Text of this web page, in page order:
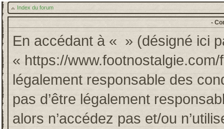
Index du forum
-
En accédant à « » (désigné ici
« https://
légalement responsable des
pas d’être légalement
alors n’accédez pas et/ou